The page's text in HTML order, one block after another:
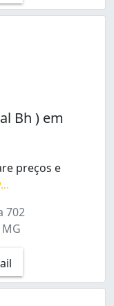
Bh ) em
preços e
702